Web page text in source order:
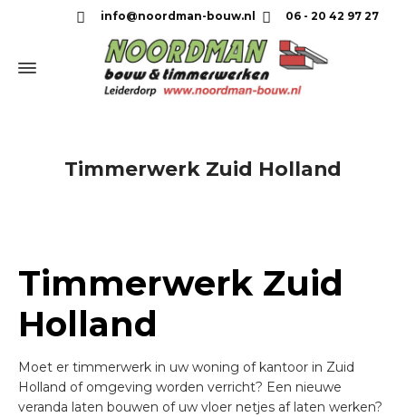
info@noordman-bouw.nl 06 - 20 42 97 27
Timmerwerk Zuid Holland
Timmerwerk Zuid
Holland
Moet er timmerwerk in uw woning of kantoor in Zuid
Holland of omgeving worden verricht? Een nieuwe
veranda laten bouwen of uw vloer netjes af laten werken?